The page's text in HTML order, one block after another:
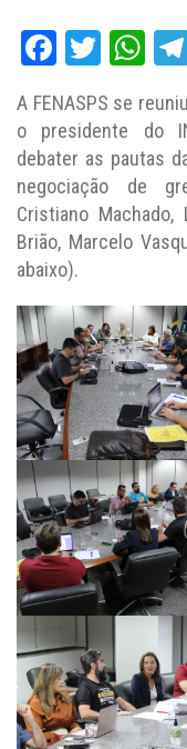
Facebook
A FENASPS se
o presidente do
debater as pautas
negociação de
Cristiano
Brião, Marcelo
abaixo).